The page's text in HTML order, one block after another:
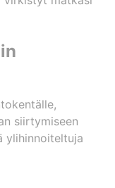
siirtymiseen
ylihinnoiteltuja